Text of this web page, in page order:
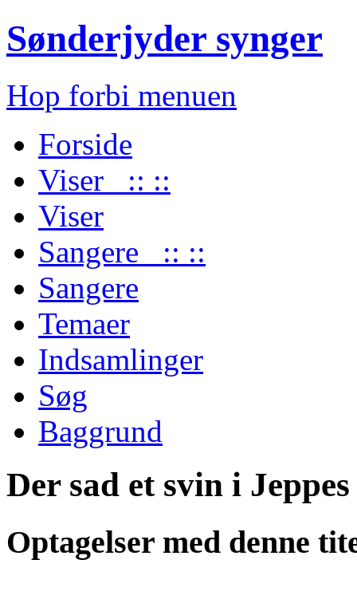
Sønderjyder synger
Hop forbi menuen
Forside
Viser :: ::
Viser
Sangere :: ::
Sangere
Temaer
Indsamlinger
Søg
Baggrund
Der sad et svin i
Optagelser med denne